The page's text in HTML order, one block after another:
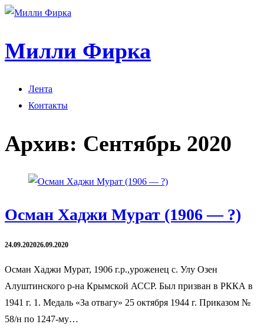
Милли Фирка
Лента
Контакты
Архив: Сентябрь 2020
Осман Хаджи Мурат (1906 — ?)
24.09.202026.09.2020
Осман Хаджи Мурат, 1906 г.р.,уроженец с. Улу Озен
Алуштинского р-на Крымской АССР. Был призван в РККА в
1941 г. 1. Медаль «За отвагу» 25 октября 1944 г. Приказом №
58/н по 1247-му…